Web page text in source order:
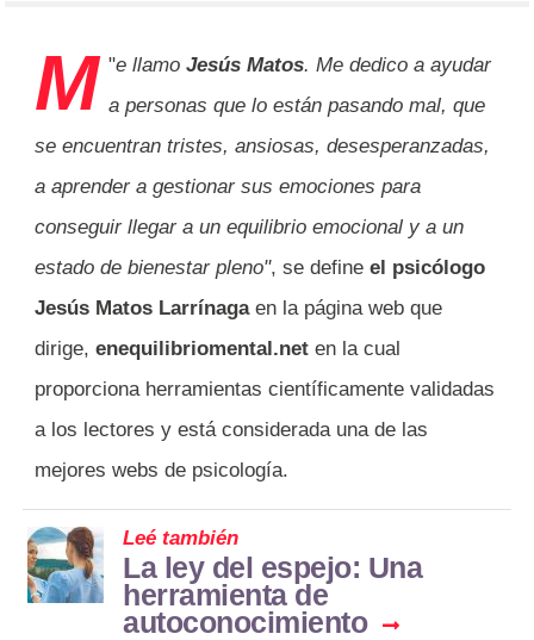
"
M e llamo Jesús Matos. Me dedico a ayudar
a personas que lo están pasando mal, que
se encuentran tristes, ansiosas, desesperanzadas,
a aprender a gestionar sus emociones para
conseguir llegar a un equilibrio emocional y a un
estado de bienestar pleno", se define el psicólogo
Jesús Matos Larrínagaen la página web que
dirige, enequilibriomental.net en la cual
proporciona herramientas científicamente validadas
a los lectores y está considerada una de las
mejores webs de psicología.
Leé también
La ley del espejo: Una
herramienta de
autoconocimiento